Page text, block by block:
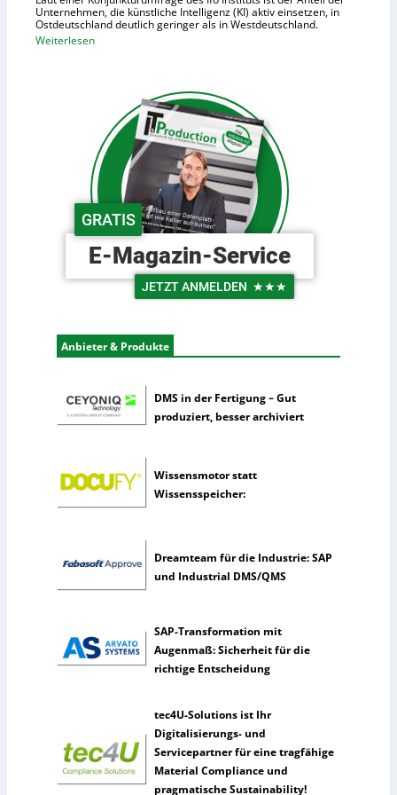
o
h
e
n
e
R
r
i
n
d
e
r
L
o
s
t
Unternehmen, die künstliche Intelligenz (KI) aktiv einsetzen, in
Ostdeutschland deutlich geringer als in Westdeutschland.
Weiterlesen:
u
t
s
c
h
e
U
n
r
n
h
m
u
t
n
t
e
ü
n
s
GRATIS
E-Magazin-Service
JETZT ANMELDEN ★★★
Anbieter & Produkte
DMS in der Fertigung – Gut
produziert, besser archiviert
Wissensmotor statt
Wissensspeicher:
Dreamteam für die Industrie: SAP
und Industrial DMS/QMS
SAP-Transformation mit
Augenmaß: Sicherheit für die
richtige Entscheidung
tec4U-Solutions ist Ihr
Digitalisierungs- und
Servicepartner für eine tragfähige
Material Compliance und
pragmatische Sustainability!